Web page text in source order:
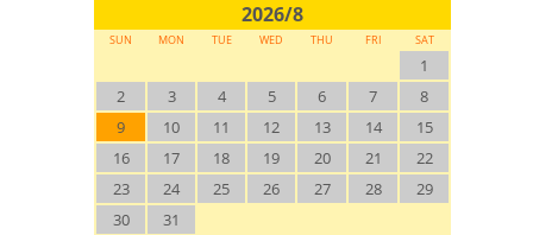
2026/8
SUN MON TUE WED THU FRI SAT
1
2
3 4 5 6 7
8
9
10 11 12 13 14
15
16
17 18 19 20 21
22
23
24 25 26 27 28
29
30
31